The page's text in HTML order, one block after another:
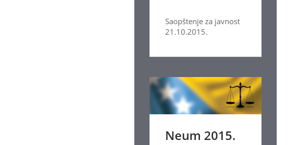
Saopštenje za javnost
21.10.2015.
Neum 2015.